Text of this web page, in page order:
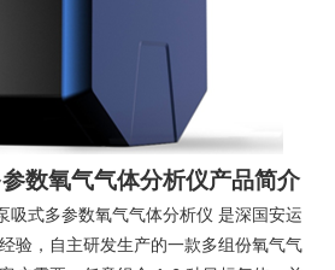
数氧气气体分析仪产品简介
吸式多参数氧气气体分析仪 是深国安运
验，自主研发生产的一款多组份氧气气